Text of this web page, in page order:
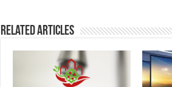
Related Articles